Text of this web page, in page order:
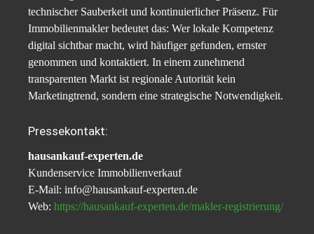
technischer Sauberkeit und kontinuierlicher Präsenz. Für
Immobilienmakler bedeutet das: Wer lokale Kompetenz
digital sichtbar macht, wird häufiger gefunden, ernster
genommen und kontaktiert. In einem zunehmend
transparenten Markt ist regionale Autorität kein
Marketingtrend, sondern eine strategische Notwendigkeit.
Pressekontakt:
hausankauf-experten.de
Kundenservice Immobilienverkauf
E-Mail: info@hausankauf-experten.de
Web: https://hausankauf-experten.de/makler-registrierung/